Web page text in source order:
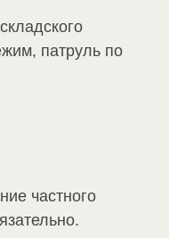
патруль по
частного